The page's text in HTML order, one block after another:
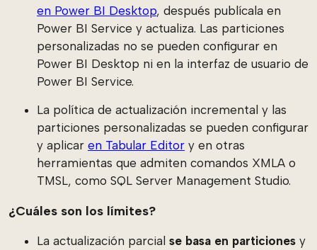
en Power BI Desktop, después publícala en
Power BI Service y actualiza. Las particiones
personalizadas no se pueden configurar en
Power BI Desktop ni en la interfaz de usuario de
Power BI Service.
La política de actualización incremental y las
particiones personalizadas se pueden configurar
y aplicar en Tabular Editor y en otras
herramientas que admiten comandos XMLA o
TMSL, como SQL Server Management Studio.
¿Cuáles son los límites?
La actualización parcial se basa en particiones y